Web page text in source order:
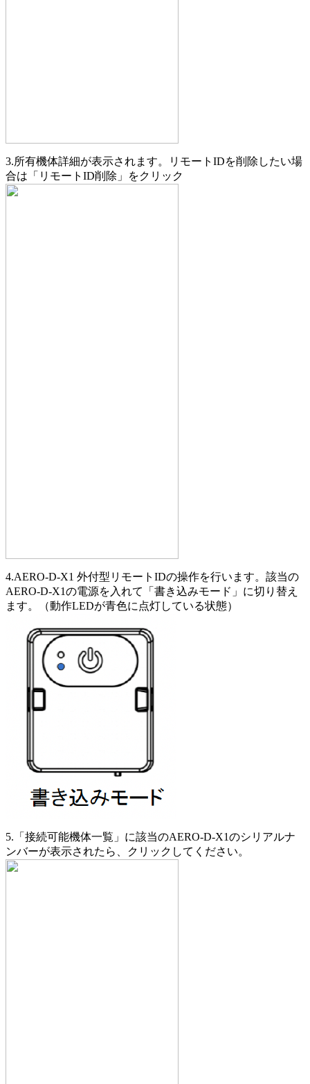
3.所有機体詳細が表示されます。リモートIDを削除したい場
合は「リモートID削除」をクリック
4.AERO-D-X1 外付型リモートIDの操作を行います。該当の
AERO-D-X1の電源を入れて「書き込みモード」に切り替え
ます。（動作LEDが青色に点灯している状態）
5.「接続可能機体一覧」に該当のAERO-D-X1のシリアルナ
ンバーが表示されたら、クリックしてください。